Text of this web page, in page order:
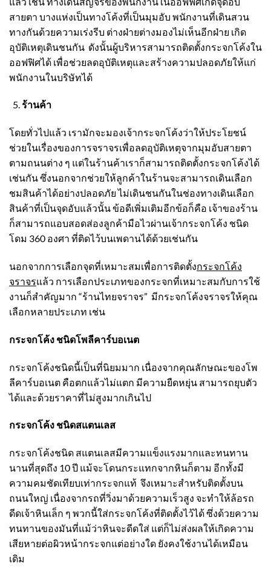
สายตา บางแห่งเป็นทางโค้งที่เป็นมุมอับ พนักงานที่เดินสวน
ทางกันด้วยความเร่งรีบ ต่างฝ่ายต่างมองไม่เห็นอีกฝ่าย เกิด
อุบัติเหตุเดินชนกัน ดังนั้นผู้บริหารสามารถติดตั้งกระจกโค้งใน
ออฟฟิศได้ เพื่อช่วยลดอุบัติเหตุและสร้างความปลอดภัยให้แก่
พนักงานในบริษัทได้
ร้านค้า
โดยทั่วไปแล้ว เรามักจะมองเจ้ากระจกโค้งว่าให้ประโยชน์
ช่วยในเรื่องของการจราจรเพื่อลดอุบัติเหตุจากมุมอับสายตา
ตามถนนต่าง ๆ แต่ในร้านค้าเราก็สามารถติดตั้งกระจกโค้งได้
เช่นกัน ซึ่งนอกจากช่วยให้ลูกค้าในร้านจะสามารถเดินเลือก
ชมสินค้าได้อย่างปลอดภัย ไม่เดินชนกันในช่องทางเดินเลือก
สินค้าที่เป็นจุดอับแล้วนั้น ข้อดีเพิ่มเติมอีกข้อก็คือ เจ้าของร้าน
ก็สามารถแอบสอดส่องลูกค้ามือไวผ่านเจ้ากระจกโค้ง ชนิด
โดม 360 องศา ที่ติดไว้บนเพดานได้ด้วยเช่นกัน
นอกจากการเลือกจุดที่เหมาะสมเพื่อการติดตั้งกระจกโค้ง
จราจรแล้ว การเลือกประเภทของกระจกที่เหมาะสมกับการใช้
งานก็สำคัญมาก “ร้านไทยจราจร” มีกระจกโค้งจราจรให้คุณ
เลือกหลายประเภท เช่น
กระจกโค้ง ชนิดโพลีคาร์บอเนต
กระจกโค้งชนิดนี้เป็นที่นิยมมาก เนื่องจากคุณลักษณะของโพ
ลีคาร์บอเนต คือตกแล้วไม่แตก มีความยืดหยุ่น สามารถยุบตัว
ได้และด้วยราคาที่ไม่สูงมากเกินไป
กระจกโค้ง ชนิดสแตนเลส
กระจกโค้งชนิด สแตนเลสมีความแข็งแรงมากและทนทาน
นานที่สุดถึง 10 ปี แม้จะโดนกระแทกจากหินก็ตาม อีกทั้งมี
ความคมชัดเทียบเท่ากระจกแท้ จึงเหมาะสำหรับติดตั้งบน
ถนนใหญ่ เนื่องจากรถที่วิ่งมาด้วยความเร็วสูง จะทำให้ล้อรถ
ดีดเจ้าหินเล็ก ๆ พวกนี้ใส่กระจกโค้งที่ติดตั้งไว้ได้ ซึ่งด้วยความ
ทนทานของมันที่แม้ว่าหินจะดีดใส่ แต่ก็ไม่ส่งผลให้เกิดความ
เสียหายต่อผิวหน้ากระจกแต่อย่างใด ยังคงใช้งานได้เหมือน
เดิม